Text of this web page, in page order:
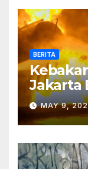
BERITA
Jakarta
Hari, Ini
MAY 9,